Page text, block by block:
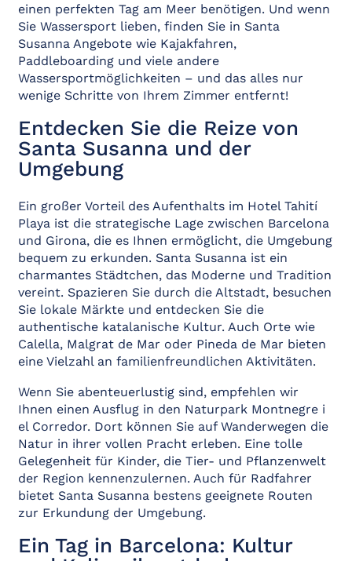
einen perfekten Tag am Meer benötigen. Und wenn
Sie Wassersport lieben, finden Sie in Santa
Susanna Angebote wie Kajakfahren,
Paddleboarding und viele andere
Wassersportmöglichkeiten – und das alles nur
wenige Schritte von Ihrem Zimmer entfernt!
Entdecken Sie die Reize von
Santa Susanna und der
Umgebung
Ein großer Vorteil des Aufenthalts im Hotel Tahití
Playa ist die strategische Lage zwischen Barcelona
und Girona, die es Ihnen ermöglicht, die Umgebung
bequem zu erkunden. Santa Susanna ist ein
charmantes Städtchen, das Moderne und Tradition
vereint. Spazieren Sie durch die Altstadt, besuchen
Sie lokale Märkte und entdecken Sie die
authentische katalanische Kultur. Auch Orte wie
Calella, Malgrat de Mar oder Pineda de Mar bieten
eine Vielzahl an familienfreundlichen Aktivitäten.
Wenn Sie abenteuerlustig sind, empfehlen wir
Ihnen einen Ausflug in den Naturpark Montnegre i
el Corredor. Dort können Sie auf Wanderwegen die
Natur in ihrer vollen Pracht erleben. Eine tolle
Gelegenheit für Kinder, die Tier- und Pflanzenwelt
der Region kennenzulernen. Auch für Radfahrer
bietet Santa Susanna bestens geeignete Routen
zur Erkundung der Umgebung.
Ein Tag in Barcelona: Kultur